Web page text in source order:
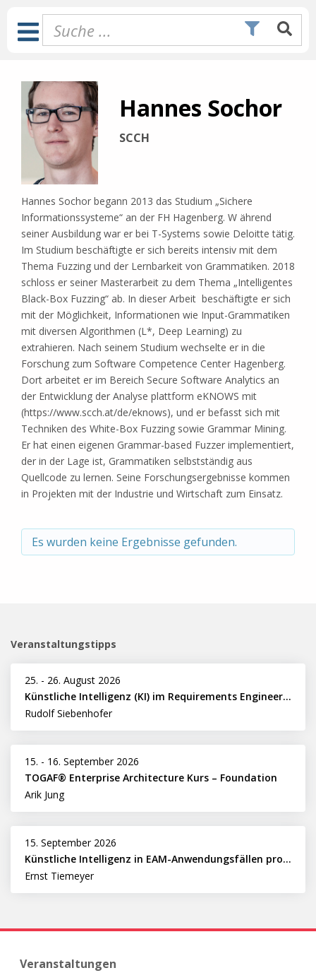
Inhalt
springen
Toggle
Navigation
Hannes Sochor
SCCH
Hannes Sochor begann 2013 das Studium „Sichere
Informationssysteme“ an der FH Hagenberg. W ährend
seiner Ausbildung war er bei T-Systems sowie Deloitte tätig.
Im Studium beschäftigte er sich bereits intensiv mit dem
Thema Fuzzing und der Lernbarkeit von Grammatiken. 2018
schloss er seiner Masterarbeit zu dem Thema „Intelligentes
Black-Box Fuzzing“ ab. In dieser Arbeit beschäftigte er sich
mit der Möglichkeit, Informationen wie Input-Grammatiken
mit diversen Algorithmen (L*, Deep Learning) zu
extrahieren. Nach seinem Studium wechselte er in die
Forschung zum Software Competence Center Hagenberg.
Dort arbeitet er im Bereich Secure Software Analytics an
der Entwicklung der Analyse plattform eKNOWS mit
(https://www.scch.at/de/eknows), und er befasst sich mit
Techniken des White-Box Fuzzing sowie Grammar Mining.
Er hat einen eigenen Grammar-based Fuzzer implementiert,
der in der Lage ist, Grammatiken selbstständig aus
Quellcode zu lernen. Seine Forschungsergebnisse kommen
in Projekten mit der Industrie und Wirtschaft zum Einsatz.
Es wurden keine Ergebnisse gefunden.
Veranstaltungstipps
25. - 26. August 2026
Künstliche Intelligenz (KI) im Requirements Engineering erfolgreich einsetzen
Rudolf Siebenhofer
15. - 16. September 2026
TOGAF® Enterprise Architecture Kurs – Foundation
Arik Jung
15. September 2026
Künstliche Intelligenz in EAM-Anwendungsfällen professionell nutzen
Ernst Tiemeyer
Veranstaltungen